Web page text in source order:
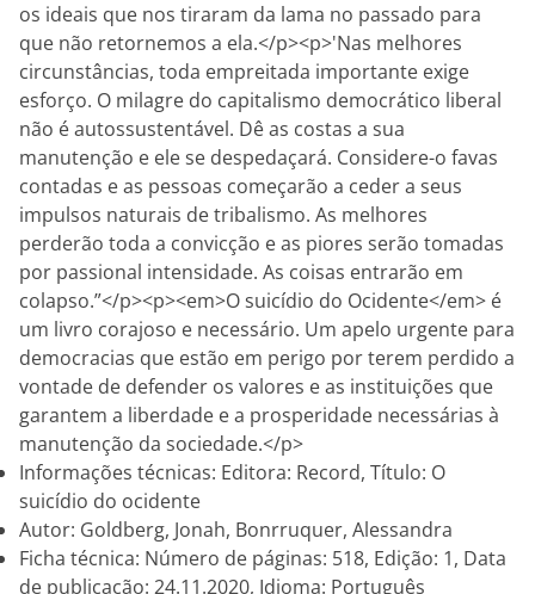
os ideais que nos tiraram da lama no passado para
que não retornemos a ela.</p><p>'Nas melhores
circunstâncias, toda empreitada importante exige
esforço. O milagre do capitalismo democrático liberal
não é autossustentável. Dê as costas a sua
manutenção e ele se despedaçará. Considere-o favas
contadas e as pessoas começarão a ceder a seus
impulsos naturais de tribalismo. As melhores
perderão toda a convicção e as piores serão tomadas
por passional intensidade. As coisas entrarão em
colapso.”</p><p><em>O suicídio do Ocidente</em> é
um livro corajoso e necessário. Um apelo urgente para
democracias que estão em perigo por terem perdido a
vontade de defender os valores e as instituições que
garantem a liberdade e a prosperidade necessárias à
manutenção da sociedade.</p>
Informações técnicas: Editora: Record, Título: O
suicídio do ocidente
Autor: Goldberg, Jonah, Bonrruquer, Alessandra
Ficha técnica: Número de páginas: 518, Edição: 1, Data
de publicação: 24.11.2020, Idioma: Português